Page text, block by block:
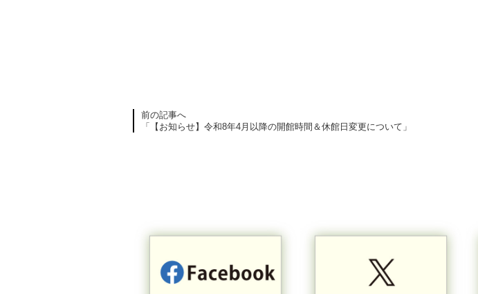
前の記事へ
「【お知らせ】令和8年4月以降の開館時間＆休館日変更について」